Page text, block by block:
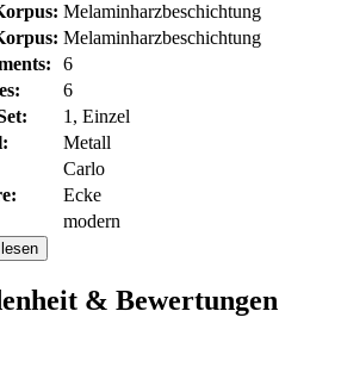
Melaminharzbeschichtung
Melaminharzbeschichtung
6
6
1, Einzel
Metall
Carlo
Ecke
modern
& Bewertungen